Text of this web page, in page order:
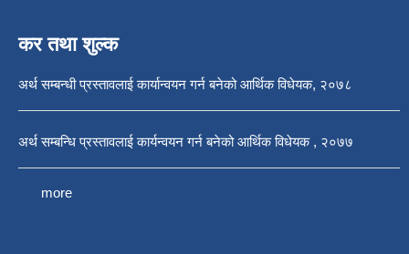
कर तथा शुल्क
अर्थ सम्बन्धी प्रस्तावलाई कार्यान्वयन गर्न बनेको आर्थिक विधेयक, २०७८
अर्थ सम्बन्धि प्रस्तावलाई कार्यन्वयन गर्न बनेको आर्थिक विधेयक , २०७७
more